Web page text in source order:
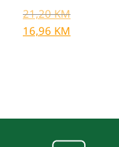
21,20KM
16,96 KM